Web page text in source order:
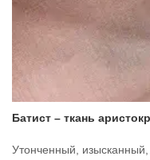
Батист – ткань
Утонченный, изысканный,